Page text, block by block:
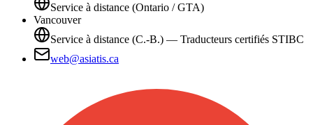
Service à distance (Ontario / GTA)
Vancouver
Service à distance (C.-B.) — Traducteurs certifiés STIBC
web@asiatis.ca